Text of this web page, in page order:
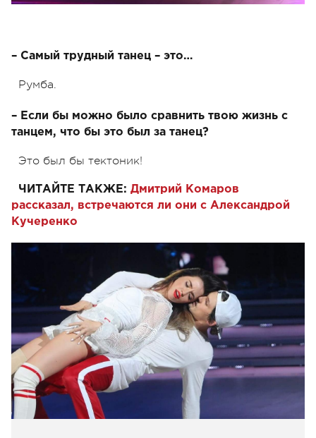
– Самый трудный танец – это…
Румба.
– Если бы можно было сравнить твою жизнь с
танцем, что бы это был за танец?
Это был бы тектоник!
ЧИТАЙТЕ ТАКЖЕ: Дмитрий Комаров
рассказал, встречаются ли они с Александрой
Кучеренко